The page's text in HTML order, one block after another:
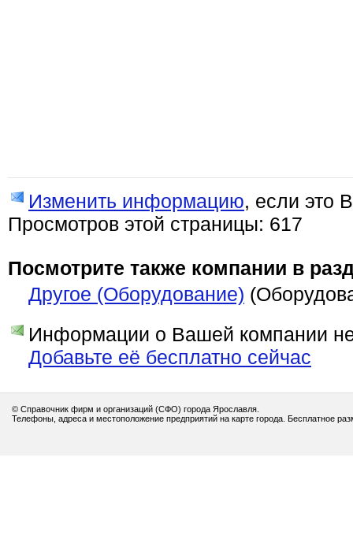
Изменить информацию, если это
Просмотров этой страницы: 617
Посмотрите также компании в
Другое (Оборудование)
Информации о Вашей компании
Добавьте её бесплатно сейчас
© Справочник фирм и организаций (СФО) города Ярославля.
Телефоны, адреса и местоположение предприятий на карте города. Бесплатное